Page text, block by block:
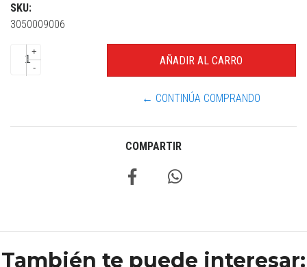
SKU:
3050009006
+
-
← CONTINÚA COMPRANDO
COMPARTIR
También te puede interesar: